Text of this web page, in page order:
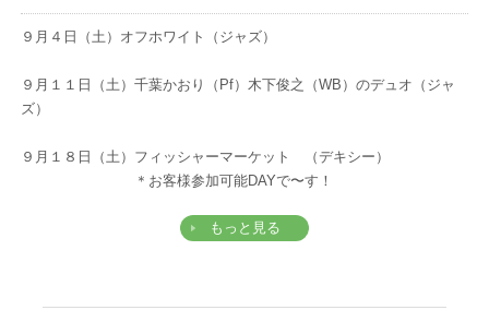
９月４日（土）オフホワイト（ジャズ）
９月１１日（土）千葉かおり（Pf）木下俊之（WB）のデュオ（ジャ
ズ）
９月１８日（土）フィッシャーマーケット （デキシー）
＊お客様参加可能DAYで〜す！
もっと見る